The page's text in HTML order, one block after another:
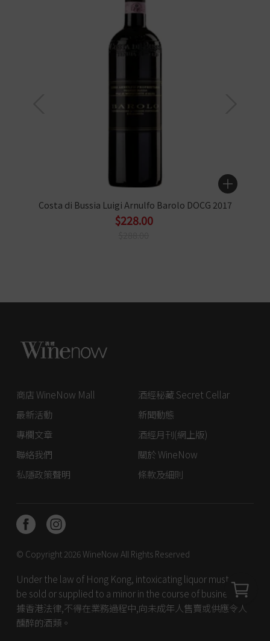
Costa di Bussia Luigi Arnulfo Barolo DOCG 2017
$228.00
商店 WineNow Mall
酒經秘藏 Secret Cellar
最新活動
新聞動態
專欄文章
酒經月刊(網上版)
聯絡我們
關於 WineNow
私隱政策聲明
條款及細則
© Copyright 2026WineNow All Rights Reserved
Under the law of Hong Kong, intoxicating liquor must not
be sold or supplied to a minor in the course of business. 根
據香港法律,不得在業務過程中,向未成年人售賣或供應令人
醺醉的酒類。